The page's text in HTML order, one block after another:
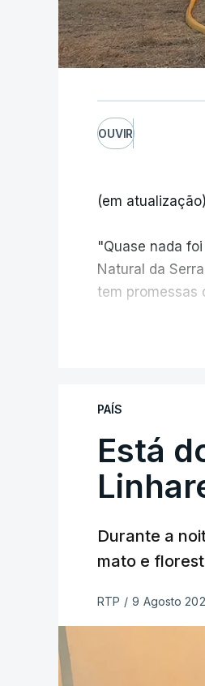
OUVIR
(em atualização)
"Quase nada
Natural da
tem promessas
ERRO 100
ERROR
PAÍS
Está
Durante a
mato e
RTP / 9 Agosto